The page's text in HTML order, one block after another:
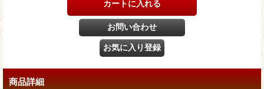
商品詳細